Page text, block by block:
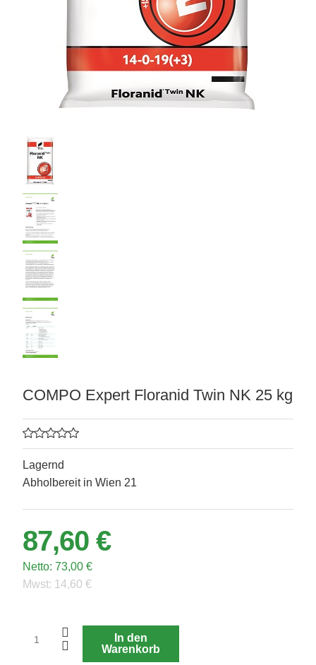
COMPO Expert Floranid Twin NK 25 kg
Lagernd
Abholbereit in Wien 21
87,60 €
Netto: 73,00 €
Mwst: 14,60 €
In den
Warenkorb